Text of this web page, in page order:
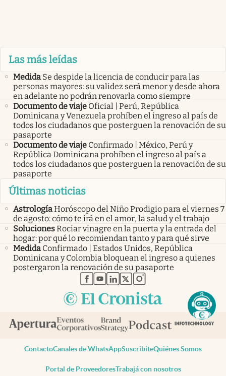
Las más leídas
Medida Se despide la licencia de conducir para las
personas mayores: su validez será menor y desde ahora
en adelante no podrán renovarla como siempre
Documento de viaje Oficial | Perú, República
Dominicana y Venezuela prohíben el ingreso al país de
todos los ciudadanos que posterguen la renovación de su
pasaporte
Documento de viaje Confirmado | México, Perú y
República Dominicana prohíben el ingreso al país a
todos los ciudadanos que posterguen la renovación de su
pasaporte
Últimas noticias
AstrologíaHoróscopo del Niño Prodigio para el viernes 7
de agosto: cómo te irá en el amor, la salud y el trabajo
SolucionesRociar vinagre en la puerta y la entrada del
hogar: por qué lo recomiendan tanto y para qué sirve
Medida Confirmado | Estados Unidos, República
Dominicana y Colombia bloquean el ingreso a quienes
postergaron la renovación de su pasaporte
abre en nueva pestaña
abre en nueva pestaña
abre en nueva pestaña
abre en nueva pestaña
abre en nueva pestaña
ContactoCanales de WhatsAppSuscribiteQuiénes Somos
Portal de ProveedoresTrabajá con nosotros